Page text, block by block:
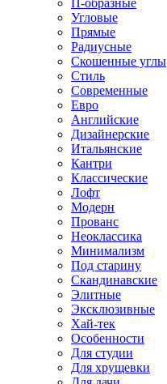
П-образные
Угловые
Прямые
Радиусные
Скошенные углы
Стиль
Современные
Евро
Английские
Дизайнерские
Итальянские
Кантри
Классические
Лофт
Модерн
Прованс
Неоклассика
Минимализм
Под старину
Скандинавские
Элитные
Эксклюзивные
Хай-тек
Особенности
Для студии
Для хрущевки